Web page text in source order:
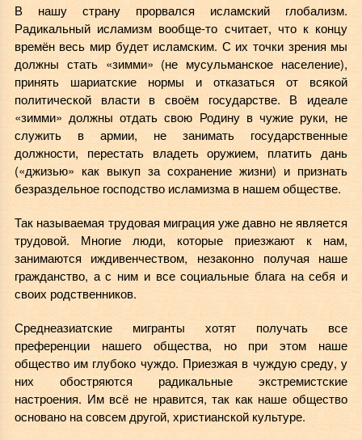
В нашу страну прорвался исламский глобализм.
Радикальный исламизм вообще-то считает, что к концу
времён весь мир будет исламским. С их точки зрения мы
должны стать «зимми» (не мусульманское население),
принять шариатские нормы и отказаться от всякой
политической власти в своём государстве. В идеале
«зимми» должны отдать свою Родину в чужие руки, не
служить в армии, не занимать государственные
должности, перестать владеть оружием, платить дань
(«джизью» как выкуп за сохранение жизни) и признать
безраздельное господство исламизма в нашем обществе.
Так называемая трудовая миграция уже давно не является
трудовой. Многие люди, которые приезжают к нам,
занимаются иждивенчеством, незаконно получая наше
гражданство, а с ним и все социальные блага на себя и
своих родственников.
Среднеазиатские мигранты хотят получать все
преференции нашего общества, но при этом наше
общество им глубоко чуждо. Приезжая в чуждую среду, у
них обостряются радикальные экстремистские
настроения. Им всё не нравится, так как наше общество
основано на совсем другой, христианской культуре.